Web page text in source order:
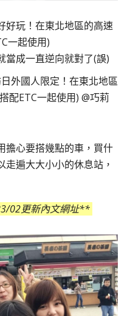
好玩！在東北地區的高速
一起使用)
當成一直逆向就對了(誤)
擔心要搭幾點的車，買什
遍大大小小的休息站，
02更新內文網址**